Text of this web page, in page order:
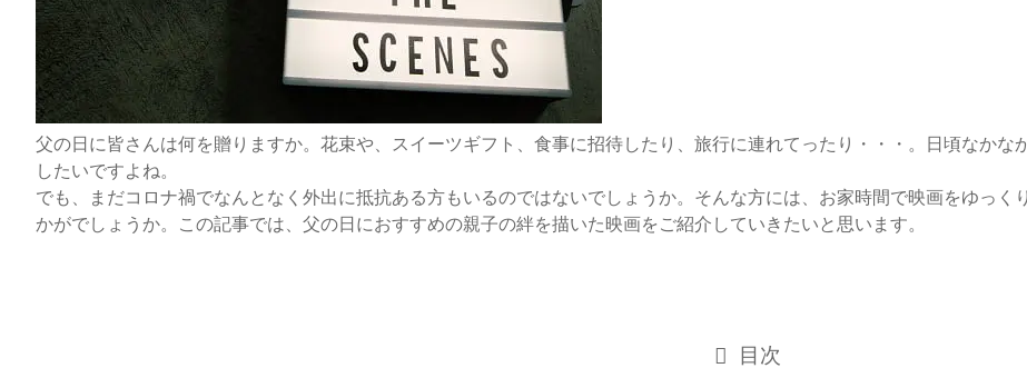
父の日に皆さんは何を贈りますか。花束や、スイーツギフト、食事に招待したり、旅行に連れてったり・・・。日頃なか
したいですよね。
でも、まだコロナ禍でなんとなく外出に抵抗ある方もいるのではないでしょうか。そんな方には、お家時間で映画をゆっ
かがでしょうか。この記事では、父の日におすすめの親子の絆を描いた映画をご紹介していきたいと思います。
目次